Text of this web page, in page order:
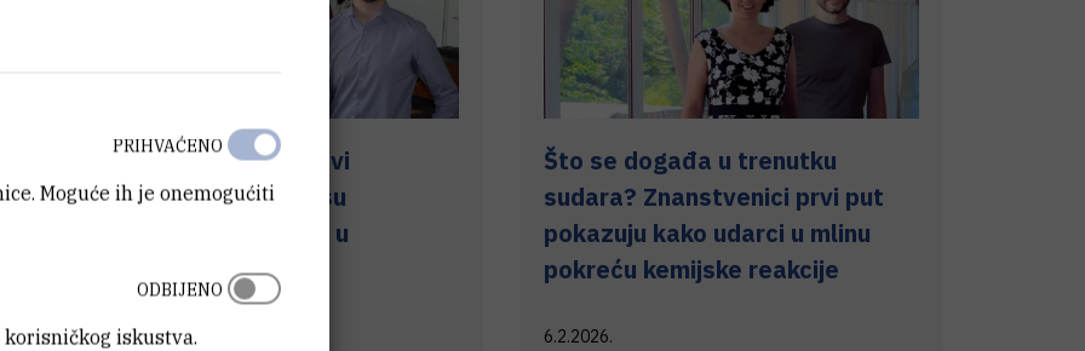
Manje je više: Ruđerovi
znanstvenici ubrzali su
fotokemijsku reakciju u
kugličnom mlinu
12.3.2026.
Što se događa u trenutku
sudara? Znanstvenici prvi put
pokazuju kako udarci u mlinu
pokreću kemijske reakcije
6.2.2026.
Moguće ih je onemogućiti
PRIHVAĆENO
iskustva.
ODBIJENO